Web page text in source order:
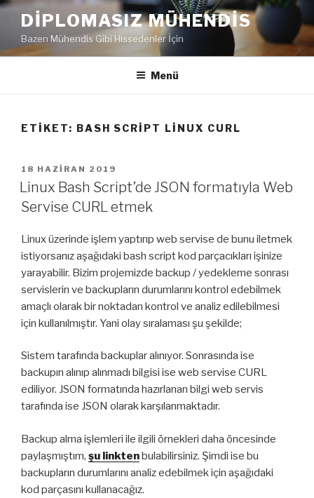
İçeriğe
DIPLOMASIZ MÜHENDIS
Bazen Mühendis Gibi Hissedenler İçin
Menü
ETIKET: BASH SCRIPT LINUX CURL
YAYIM
TARIHI
18 HAZIRAN 2019
Linux Bash Script’de JSON formatıyla Web
Servise CURL etmek
Linux üzerinde işlem yaptırıp web servise de bunu iletmek
istiyorsanız aşağıdaki bash script kod parçacıkları işinize
yarayabilir. Bizim projemizde backup / yedekleme sonrası
servislerin ve backupların durumlarını kontrol edebilmek
amaçlı olarak bir noktadan kontrol ve analiz edilebilmesi
için kullanılmıştır. Yani olay sıralaması şu şekilde;
Sistem tarafında backuplar alınıyor. Sonrasında ise
backupın alınıp alınmadı bilgisi ise web servise CURL
ediliyor. JSON formatında hazırlanan bilgi web servis
tarafında ise JSON olarak karşılanmaktadır.
Backup alma işlemleri ile ilgili örnekleri daha öncesinde
paylaşmıştım, şu linktenbulabilirsiniz. Şimdi ise bu
backupların durumlarını analiz edebilmek için aşağıdaki
kod parçasını kullanacağız.